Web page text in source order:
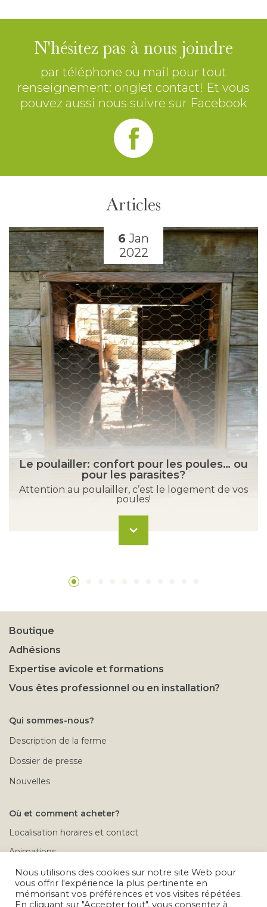
N'hésitez pas à nous joindre
par téléphone ou mail pour tout
renseignement: onglet contact! Et vous
pouvez aussi nous suivre sur Facebook
Articles
6 Jan
2022
Le poulailler: confort pour les poules… ou
pour les parasites?
Attention au poulailler, c’est le logement de vos
poules!
Boutique
Adhésions
Expertise avicole et formations
Vous êtes professionnel ou en installation?
Qui sommes-nous?
Description de la ferme
Dossier de presse
Nouvelles
Où et comment acheter?
Localisation horaires et contact
Animations
Rendez-vous à la ferme
Conditions de vente
Nous utilisons des cookies sur notre site Web pour
vous offrir l'expérience la plus pertinente en
mémorisant vos préférences et vos visites répétées.
En cliquant sur "Accepter tout", vous consentez à